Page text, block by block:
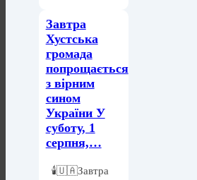
Завтра
Хустська
громада
попрощається
з вірним
сином
України У
суботу, 1
серпня,…
🕯️🇺🇦Завтра